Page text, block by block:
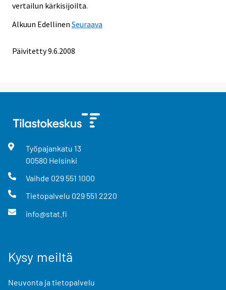
vertailun kärkisijoilta.
Alkuun Edellinen Seuraava
Päivitetty9.6.2008
Työpajankatu 13
00580 Helsinki
Vaihde 029 551 1000
Tietopalvelu 029 551 2220
info@stat.fi
Kysy meiltä
Neuvonta ja tietopalvelu